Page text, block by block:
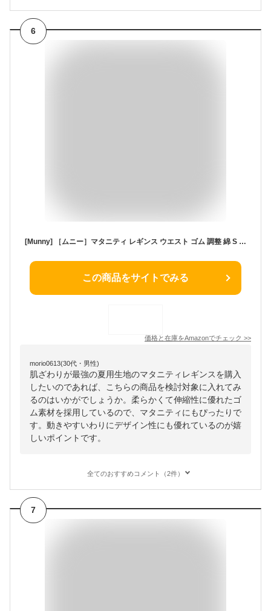
6
[Munny] ［ムニー］マタニティ レギンス ウエスト ゴム 調整 綿 S M L LL(ライトグレー, S～M)
この商品をサイトでみる
価格と在庫をAmazonでチェック >>
morio0613(30代・男性)
肌ざわりが最強の夏用生地のマタニティレギンスを購入
したいのであれば、こちらの商品を検討対象に入れてみ
るのはいかがでしょうか。柔らかくて伸縮性に優れたゴ
ム素材を採用しているので、マタニティにもぴったりで
す。動きやすいわりにデザイン性にも優れているのが嬉
しいポイントです。
全てのおすすめコメント（2件）
7